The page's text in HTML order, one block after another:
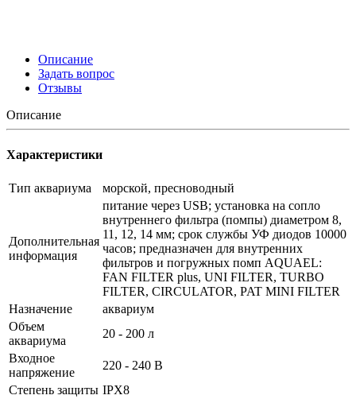
Описание
Задать вопрос
Отзывы
Описание
Характеристики
Тип аквариума морской, пресноводный
Дополнительная
информация
питание через USB; установка на сопло
внутреннего фильтра (помпы) диаметром 8,
11, 12, 14 мм; срок службы УФ диодов 10000
часов; предназначен для внутренних
фильтров и погружных помп AQUAEL:
FAN FILTER plus, UNI FILTER, TURBO
FILTER, CIRCULATOR, PAT MINI FILTER
Назначение
аквариум
Объем
аквариума
20 - 200 л
Входное
напряжение
220 - 240 В
Степень защиты IPX8